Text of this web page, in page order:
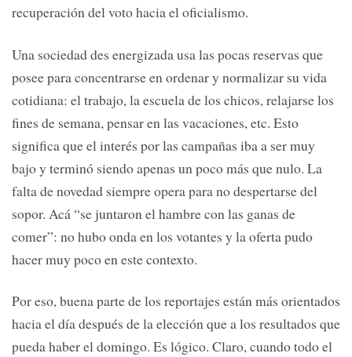
recuperación del voto hacia el oficialismo.
Una sociedad des energizada usa las pocas reservas que
posee para concentrarse en ordenar y normalizar su vida
cotidiana: el trabajo, la escuela de los chicos, relajarse los
fines de semana, pensar en las vacaciones, etc. Esto
significa que el interés por las campañas iba a ser muy
bajo y terminó siendo apenas un poco más que nulo. La
falta de novedad siempre opera para no despertarse del
sopor. Acá “se juntaron el hambre con las ganas de
comer”: no hubo onda en los votantes y la oferta pudo
hacer muy poco en este contexto.
Por eso, buena parte de los reportajes están más orientados
hacia el día después de la elección que a los resultados que
pueda haber el domingo. Es lógico. Claro, cuando todo el